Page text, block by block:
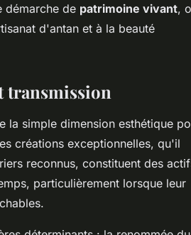
démarche de patrimoine vivant,
d'antan et à la beauté
transmission
la simple dimension esthétique
créations exceptionnelles, qu'il
reconnus, constituent des
particulièrement lorsque leur